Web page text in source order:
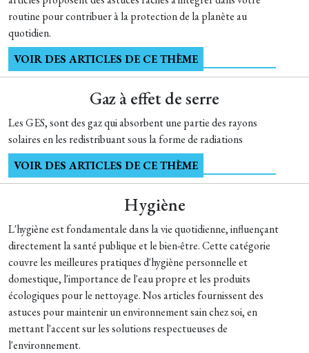
routine pour contribuer à la protection de la planète au
quotidien.
VOIR DES ARTICLES DE CE THÈME
Gaz à effet de serre
Les GES, sont des gaz qui absorbent une partie des rayons
solaires en les redistribuant sous la forme de radiations
VOIR DES ARTICLES DE CE THÈME
Hygiène
L'hygiène est fondamentale dans la vie quotidienne, influençant
directement la santé publique et le bien-être. Cette catégorie
couvre les meilleures pratiques d'hygiène personnelle et
domestique, l'importance de l'eau propre et les produits
écologiques pour le nettoyage. Nos articles fournissent des
astuces pour maintenir un environnement sain chez soi, en
mettant l'accent sur les solutions respectueuses de
l'environnement.